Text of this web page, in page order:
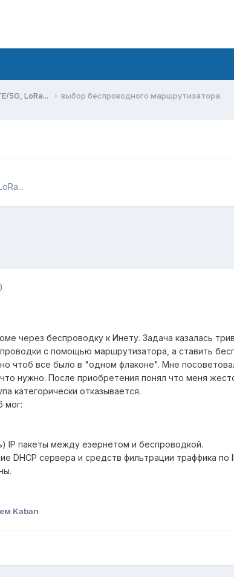
5G, LoRa... выбор беспроводного маршрутизатора
через беспроводку к Инету. Задача казалась
с помощью маршрутизатора, а ставить
чтоб все было в "одном флаконе". Мне
нужно. После приобретения понял что меня
категорически отказывается.
мог:
IP пакеты между езернетом и беспроводкой.
DHCP сервера и средств фильтрации траффика по
Kaban